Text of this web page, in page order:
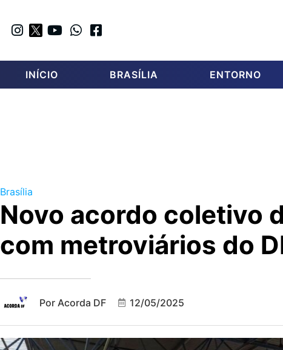
INÍCIO BRASÍLIA ENTORNO
Brasília
Novo acordo coletivo
com metroviários do
Por Acorda DF 12/05/2025